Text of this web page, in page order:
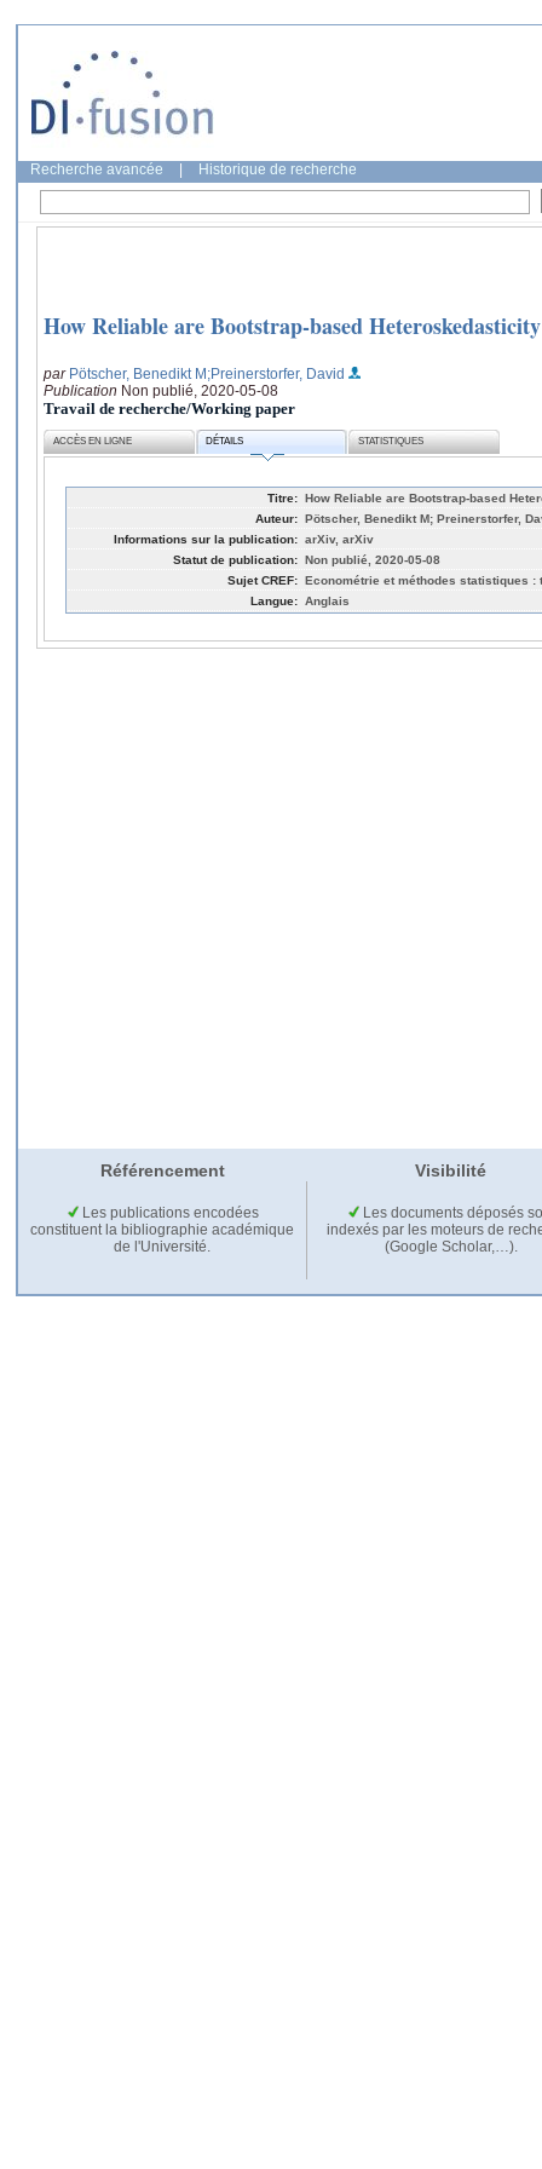
Recherche avancée Historique de recherche
How Reliable are Bootstrap-based
par Pötscher, Benedikt M;Preinerstorfer, David
Publication Non publié, 2020-05-08
Travail de recherche/Working paper
ACCÈS EN LIGNE DÉTAILS STATISTIQUES
Titre: How Reliable are Bootstrap-based
Auteur: Pötscher, Benedikt M; Preinerstorfer,
Informations sur la publication: arXiv, arXiv
Statut de publication: Non publié, 2020-05-08
Sujet CREF: Econométrie et méthodes statistiques :
Langue: Anglais
Référencement Visibilité
Les publications encodées
constituent la bibliographie académique
de l'Université.
Les documents déposés
indexés par les moteurs de
(Google Scholar,…).